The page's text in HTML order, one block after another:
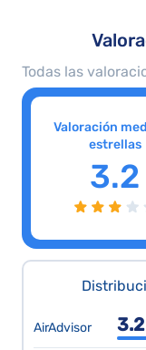
Todas las
Valoración
estrellas
3.2
AirAdvisor 3.2